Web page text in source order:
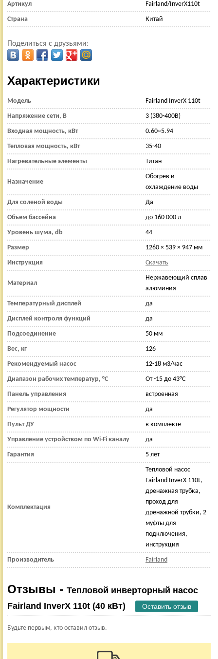
Артикул Fairland/InverX110t
Страна Китай
Поделиться с друзьями:
Характеристики
Модель Fairland InverX 110t
Напряжение сети, В 3 (380-400В)
Входная мощность, кВт 0.60~5.94
Тепловая мощность, кВт 35-40
Нагревательные элементы Титан
Назначение
Обогрев и
охлаждение воды
Для соленой воды Да
Объем бассейна до 160 000 л
Уровень шума, db 44
Размер 1260 × 539 × 947 мм
Инструкция Скачать
Материал
Нержавеющий сплав
алюминия
Температурный дисплей да
Дисплей контроля функций да
Подсоединение 50 мм
Вес, кг 126
Рекомендуемый насос 12-18 м3/час
Диапазон рабочих температур, °С От -15 до 43°C
Панель управления встроенная
Регулятор мощности да
Пульт ДУ в комплекте
Управление устройством по Wi-Fi каналу да
Гарантия 5 лет
Комплектация
Тепловой насос
Fairland InverX 110t,
дренажная трубка,
проход для
дренажной трубки, 2
муфты для
подключения,
инструкция
Производитель Fairland
Отзывы - Тепловой инверторный насос
Fairland InverX 110t (40 кВт)
Оставить отзыв
Будьте первым, кто оставил отзыв.